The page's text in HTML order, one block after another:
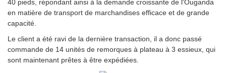
40 pieds, répondant ainsi à la demande croissante de l'Ouganda
en matière de transport de marchandises efficace et de grande
capacité.
Le client a été ravi de la dernière transaction, il a donc passé
commande de 14 unités de remorques à plateau à 3 essieux, qui
sont maintenant prêtes à être expédiées.